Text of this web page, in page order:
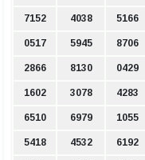
7152 4038 5166
0517 5945 8706
2866 8130 0429
1602 3078 4283
6510 6979 1055
5418 4532 6192